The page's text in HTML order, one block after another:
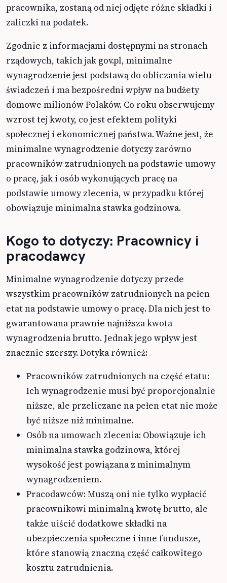
pracownika, zostaną od niej odjęte różne składki i
zaliczki na podatek.
Zgodnie z informacjami dostępnymi na stronach
rządowych, takich jak gov.pl, minimalne
wynagrodzenie jest podstawą do obliczania wielu
świadczeń i ma bezpośredni wpływ na budżety
domowe milionów Polaków. Co roku obserwujemy
wzrost tej kwoty, co jest efektem polityki
społecznej i ekonomicznej państwa. Ważne jest, że
minimalne wynagrodzenie dotyczy zarówno
pracowników zatrudnionych na podstawie umowy
o pracę, jak i osób wykonujących pracę na
podstawie umowy zlecenia, w przypadku której
obowiązuje minimalna stawka godzinowa.
Kogo to dotyczy: Pracownicy i
pracodawcy
Minimalne wynagrodzenie dotyczy przede
wszystkim pracowników zatrudnionych na pełen
etat na podstawie umowy o pracę. Dla nich jest to
gwarantowana prawnie najniższa kwota
wynagrodzenia brutto. Jednak jego wpływ jest
znacznie szerszy. Dotyka również:
Pracowników zatrudnionych na część etatu:
Ich wynagrodzenie musi być proporcjonalnie
niższe, ale przeliczane na pełen etat nie może
być niższe niż minimalne.
Osób na umowach zlecenia: Obowiązuje ich
minimalna stawka godzinowa, której
wysokość jest powiązana z minimalnym
wynagrodzeniem.
Pracodawców: Muszą oni nie tylko wypłacić
pracownikowi minimalną kwotę brutto, ale
także uiścić dodatkowe składki na
ubezpieczenia społeczne i inne fundusze,
które stanowią znaczną część całkowitego
kosztu zatrudnienia.